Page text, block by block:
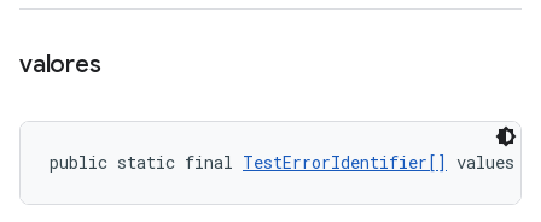
valores
public static final TestErrorIdentifier[] values